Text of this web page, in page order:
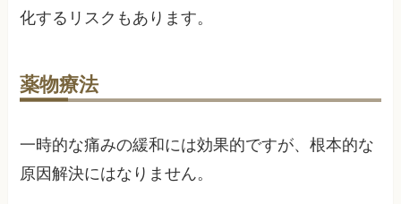
化するリスクもあります。
薬物療法
一時的な痛みの緩和には効果的ですが、根本的な
原因解決にはなりません。